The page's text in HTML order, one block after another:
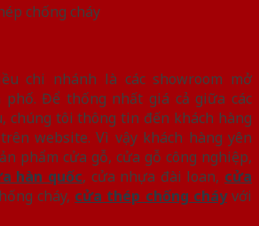
chống cháy
chi nhánh là các showroom mở
Để thống nhất giá cả giữa các
chúng tôi thông tin đến khách hàng
website. Vì vậy khách hàng yên
phẩm cửa gỗ, cửa gỗ công nghiệp,
hàn quốc, cửa nhựa đài loan, cửa
cháy, cửa thép chống cháyvới